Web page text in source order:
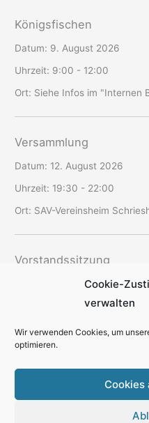
Cookie-
verwalten
Wir verwenden Cookies, um
optimieren.
Cookies
Königsfischen
Datum: 9. August 2026
Uhrzeit: 9:00 - 12:00
Ort: Siehe Infos im "Internen
Versammlung
Datum: 12. August 2026
Uhrzeit: 19:30 - 22:00
Ort: SAV-Vereinsheim
Vorstandssitzung
20. August 2026
19:00 - 22:30
Ort:offen